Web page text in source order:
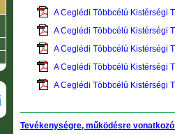
A Ceglédi Többcélú Kistérségi
A Ceglédi Többcélú Kistérségi
A Ceglédi Többcélú Kistérségi
A Ceglédi Többcélú Kistérségi
A Ceglédi Többcélú Kistérségi
Tevékenységre, működésre